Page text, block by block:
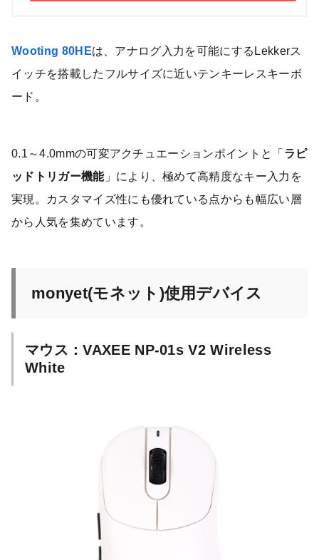
Wooting 80HEは、アナログ入力を可能にするLekkerス
イッチを搭載したフルサイズに近いテンキーレスキーボ
ード。
0.1～4.0mmの可変アクチュエーションポイントと「 ラピ
ッドトリガー機能」により、極めて高精度なキー入力を
実現。カスタマイズ性にも優れている点からも幅広い層
から人気を集めています。
monyet(モネット)使用デバイス
マウス：VAXEE NP-01s V2 Wireless
White